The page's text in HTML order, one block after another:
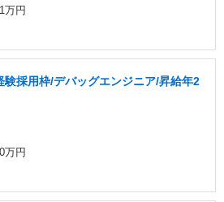
万円
験採用枠/デバッグエンジニア/昇給年2
万円